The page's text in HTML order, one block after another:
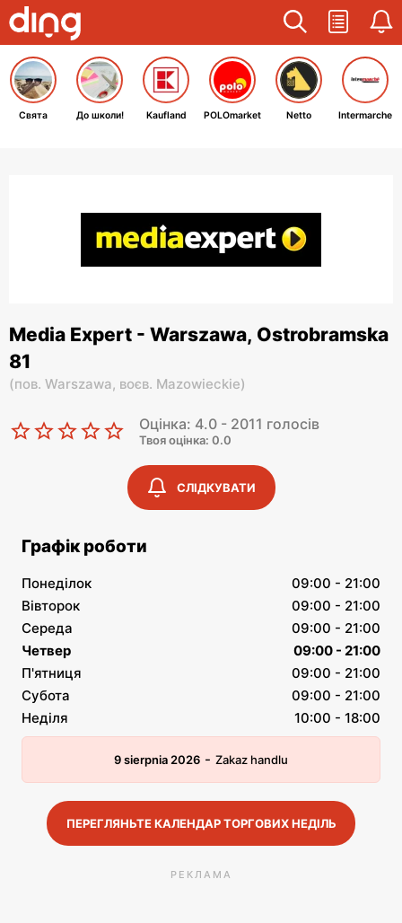
Свята До школи! Kaufland POLOmarket Netto Intermarche
Media Expert - Warszawa, Ostrobramska
81
(пов. Warszawa, воєв. Mazowieckie)
Оцінка: 4.0 - 2011 голосів
Твоя оцінка: 0.0
СЛІДКУВАТИ
Графік роботи
Понеділок
09:00 - 21:00
Вівторок
09:00 - 21:00
Середа
09:00 - 21:00
Четвер
09:00 - 21:00
П'ятниця
09:00 - 21:00
Субота
09:00 - 21:00
Неділя
10:00 - 18:00
9 sierpnia 2026 - Zakaz handlu
ПЕРЕГЛЯНЬТЕ КАЛЕНДАР ТОРГОВИХ НЕДІЛЬ
РЕКЛАМА